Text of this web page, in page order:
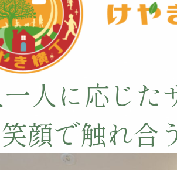
人に応じた
顔で触れ合